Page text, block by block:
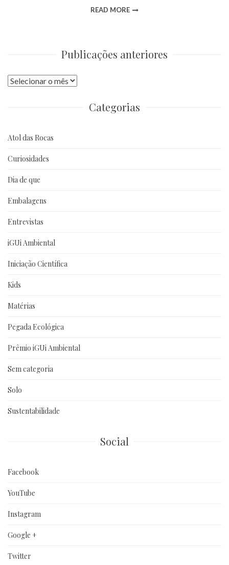
READ MORE
Publicações anteriores
Publicações
Categorias
Atol das Rocas
Curiosidades
Dia de que
Embalagens
Entrevistas
iGUi Ambiental
Iniciação Científica
Kids
Matérias
Pegada Ecológica
Prêmio iGUi Ambiental
Sem categoria
Solo
Sustentabilidade
Social
Facebook
YouTube
Instagram
Google +
Twitter